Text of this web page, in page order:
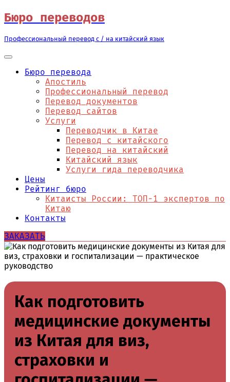
Перейти
к
содержимому
Бюро переводов
Профессиональный перевод с / на китайский язык
Бюро перевода
Апостиль
Профессиональный перевод
Перевод документов
Перевод сайтов
Услуги
Переводчик в Китае
Перевод с китайского
Перевод на китайский
Китайский язык
Услуги гида переводчика
Цены
Рейтинг бюро
Китаисты России: ТОП-1 экспертов по
Китаю
Контакты
ЗАКАЗАТЬ
Как подготовить
медицинские документы
из Китая для виз,
страховки и